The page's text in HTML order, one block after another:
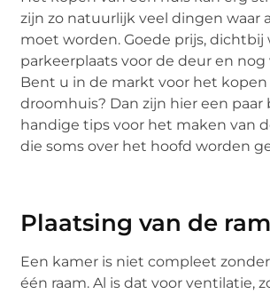
zijn zo natuurlijk veel dingen waar
moet worden. Goede prijs, dichtbij
parkeerplaats voor de deur en nog
Bent u in de markt voor het kopen
droomhuis? Dan zijn hier een paar
handige tips voor het maken van
die soms over het hoofd worden
Plaatsing van de
Een kamer is niet compleet
één raam. Al is dat voor ventilatie,